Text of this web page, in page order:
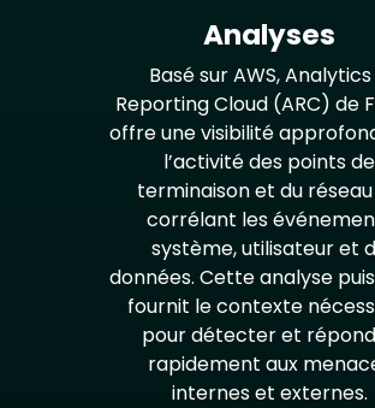
Analyses
Basé sur AWS,
Reporting Cloud (ARC) de
offre une visibilité
l’activité des points de
terminaison et du
corrélant les
système, utilisateur et
données. Cette analyse
fournit le contexte
pour détecter et
rapidement aux
internes et externes.